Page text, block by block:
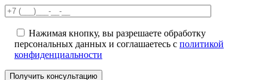
Нажимая кнопку, вы разрешаете обработку
персональных данных и соглашаетесь с политикой
конфиденциальности